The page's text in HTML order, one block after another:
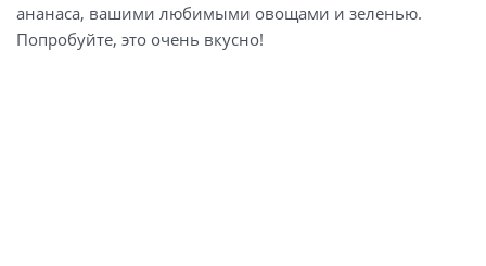
ананаса, вашими любимыми овощами и зеленью.
Попробуйте, это очень вкусно!